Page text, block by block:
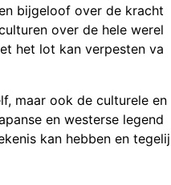
bijgeloof over de kracht
over de hele werel
het lot kan verpesten va
maar ook de culturele en
en westerse legend
kan hebben en tegelij